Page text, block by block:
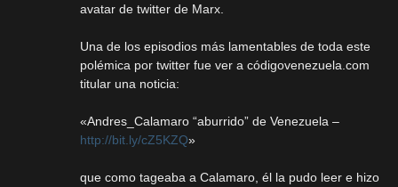
avatar de twitter de Marx.
Una de los episodios más lamentables de toda este
polémica por twitter fue ver a códigovenezuela.com
titular una noticia:
«Andres_Calamaro “aburrido” de Venezuela –
http://bit.ly/cZ5KZQ»
que como tageaba a Calamaro, él la pudo leer e hizo